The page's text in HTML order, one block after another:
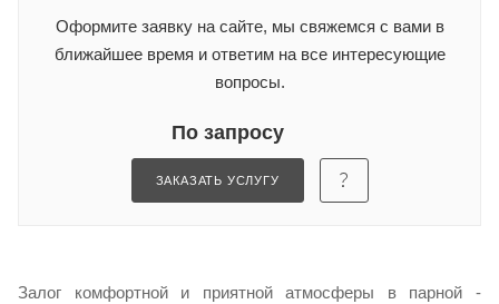
Оформите заявку на сайте, мы свяжемся с вами в
ближайшее время и ответим на все интересующие
вопросы.
По запросу
ЗАКАЗАТЬ УСЛУГУ
Залог комфортной и приятной атмосферы в парной -